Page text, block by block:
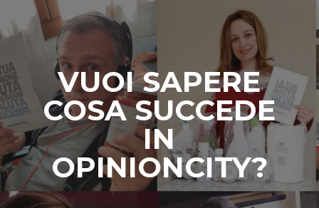
VUOI SAPERE
COSA SUCCEDE
IN
OPINIONCITY?